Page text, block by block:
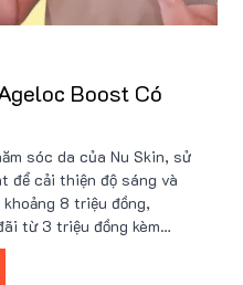
Boost Có
sóc da của Nu Skin, sử
để cải thiện độ sáng và
8 triệu đồng,
từ 3 triệu đồng kèm
cường độ ẩm, giảm
dưỡng chất hiệu quả.